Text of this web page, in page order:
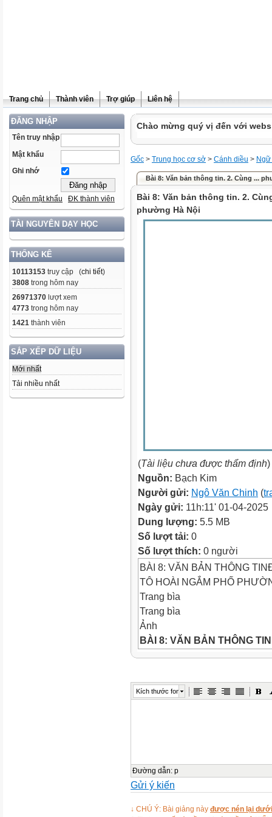
Trang chủ Thành viên Trợ giúp Liên hệ
ĐĂNG NHẬP
Tên truy nhập
Mật khẩu
Ghi nhớ
Quên mật khẩu ĐK thành viên
TÀI NGUYÊN DẠY HỌC
THỐNG KÊ
10113153 truy cập (chi tiết)
3808 trong hôm nay
26971370 lượt xem
4773 trong hôm nay
1421 thành viên
SẮP XẾP DỮ LIỆU
Mới nhất
Tải nhiều nhất
Chào mừng quý vị đến với
Gốc > Trung học cơ sở > Cánh diều >
Bài 8: Văn bản thông tin. 2. Cùng ...
Bài 8: Văn bản thông tin. 2.
phường Hà Nội
(Tài liệu chưa được thẩm định)
Nguồn: Bạch Kim
Người gửi: Ngô Văn Chinh (
Ngày gửi: 11h:11' 01-04-2025
Dung lượng: 5.5 MB
Số lượt tải: 0
Số lượt thích: 0 người
BÀI 8: VĂN BẢN THÔNG
TÔ HOÀI NGẮM PHỐ
Trang bìa
Trang bìa
Ảnh
BÀI 8: VĂN BẢN THÔNG TIN
Khởi động
Ảnh
Ảnh
Ảnh
Kích thước font
Đường dẫn: p
Gửi ý kiến
↓ CHÚ Ý: Bài giảng này được nén lại